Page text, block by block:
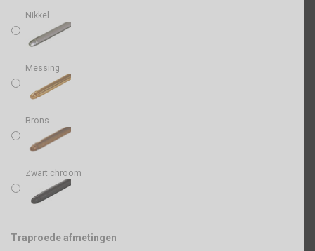
Nikkel
Messing
Brons
Zwart chroom
Traproede afmetingen